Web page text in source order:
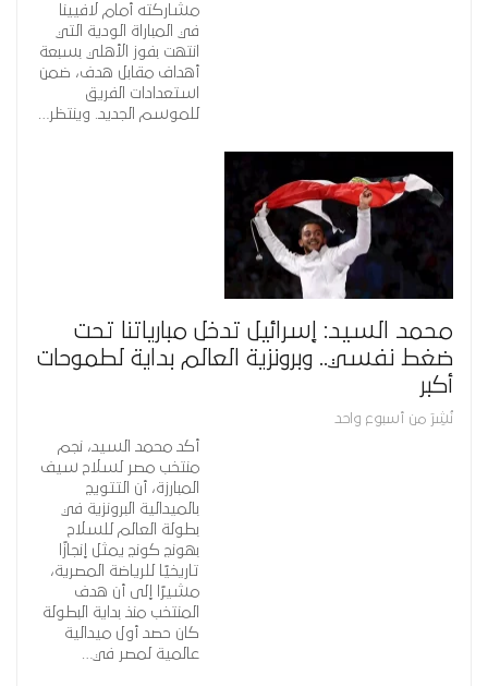
مشاركته أمام لافيينا
في المباراة الودية التي
انتهت بفوز الأهلي بسبعة
أهداف مقابل هدف، ضمن
استعدادات الفريق
للموسم الجديد. وينتظر…
محمد السيد: إسرائيل تدخل مبارياتنا تحت
ضغط نفسي.. وبرونزية العالم بداية لطموحات
أكبر
نُشِرَ من أسبوع واحد
أكد محمد السيد، نجم
منتخب مصر لسلاح سيف
المبارزة، أن التتويج
بالميدالية البرونزية في
بطولة العالم للسلاح
بهونج كونج يمثل إنجازًا
تاريخيًا للرياضة المصرية،
مشيرًا إلى أن هدف
المنتخب منذ بداية البطولة
كان حصد أول ميدالية
عالمية لمصر في…